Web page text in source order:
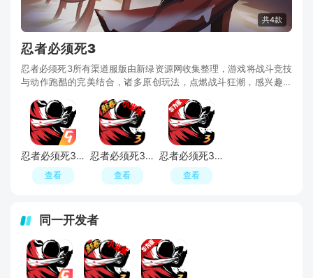
共4款
忍者必须死3
忍者必须死3所有渠道服版由新绿资源网收集整理，游戏将战斗竞技
与动作跑酷的完美结合，诸多原创玩法，点燃战斗狂潮，感兴趣的
忍者必须死3九游版本
查看
忍者必须死3小米游戏中心版
查看
忍者必须死3华为应用商店版
查看
同一开发者